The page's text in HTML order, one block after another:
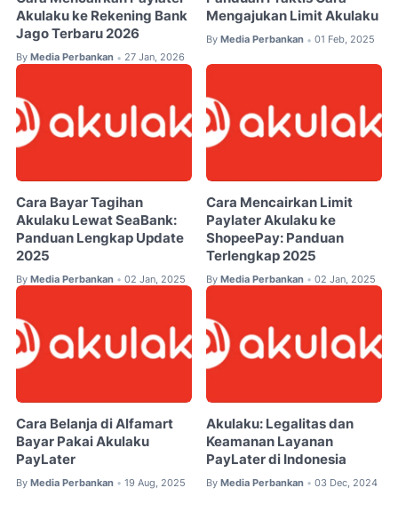
Akulaku ke Rekening Bank
Jago Terbaru 2026
By Media Perbankan • 27 Jan, 2026
Mengajukan Limit Akulaku
By Media Perbankan • 01 Feb, 2025
Cara Bayar Tagihan
Akulaku Lewat SeaBank:
Panduan Lengkap Update
2025
By Media Perbankan • 02 Jan, 2025
Cara Mencairkan Limit
Paylater Akulaku ke
ShopeePay: Panduan
Terlengkap 2025
By Media Perbankan • 02 Jan, 2025
Cara Belanja di Alfamart
Bayar Pakai Akulaku
PayLater
By Media Perbankan • 19 Aug, 2025
Akulaku: Legalitas dan
Keamanan Layanan
PayLater di Indonesia
By Media Perbankan • 03 Dec, 2024